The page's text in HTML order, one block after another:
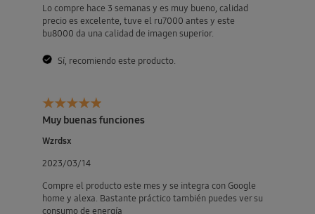
Lo compre hace 3 semanas y es muy bueno, calidad
precio es excelente, tuve el ru7000 antes y este
bu8000 da una calidad de imagen superior.
Sí, recomiendo este producto.
Muy buenas funciones
Wzrdsx
2023/03/14
Compre el producto este mes y se integra con Google
home y alexa. Bastante práctico también puedes ver su
consumo de energía